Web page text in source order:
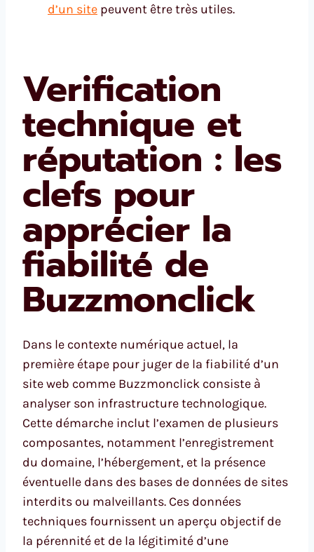
d’un site peuvent être très utiles.
Verification
technique et
réputation : les
clefs pour
apprécier la
fiabilité de
Buzzmonclick
Dans le contexte numérique actuel, la
première étape pour juger de la fiabilité d’un
site web comme Buzzmonclick consiste à
analyser son infrastructure technologique.
Cette démarche inclut l’examen de plusieurs
composantes, notamment l’enregistrement
du domaine, l’hébergement, et la présence
éventuelle dans des bases de données de sites
interdits ou malveillants. Ces données
techniques fournissent un aperçu objectif de
la pérennité et de la légitimité d’une